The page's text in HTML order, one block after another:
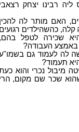
רבינו יצחק רצאבי
האם מותר לה להכין
כהשהילדים רגועים
שכירה לטפל בהם,
העבודה?
לה לעמוד גם
תעמוד?
מיבול נכרי והוא
שכר שם מקום, הרי